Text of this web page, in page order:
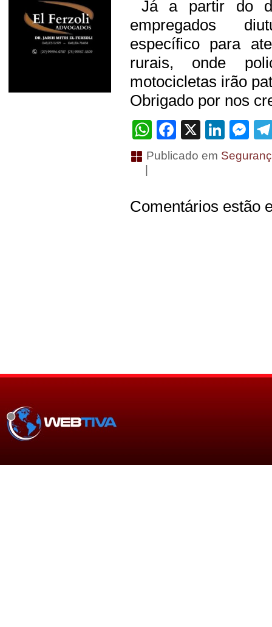
Já a partir do
empregados
específico para
rurais, onde
motocicletas irão
Obrigado por nos
WhatsApp
Facebook
X
Publicado em
Comentários estão